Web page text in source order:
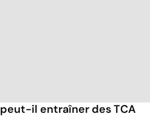
il entraîner des TCA